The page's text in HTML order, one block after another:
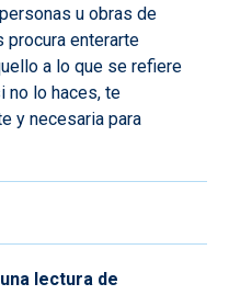
u obras de
enterarte
a lo que se refiere
no lo haces, te
y necesaria para
una lectura de